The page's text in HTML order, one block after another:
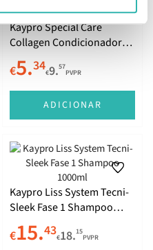
Kaypro Special Care
Collagen Condicionador
350ml
€5.34€9.57
PVPR
ADICIONAR
Kaypro Liss System Tecni-
Sleek Fase 1 Shampoo
1000ml
€15.43€18.15
PVPR